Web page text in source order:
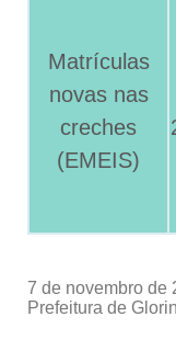
Matrículas
novas nas
creches
(EMEIS)
7 de novembro de
Prefeitura de